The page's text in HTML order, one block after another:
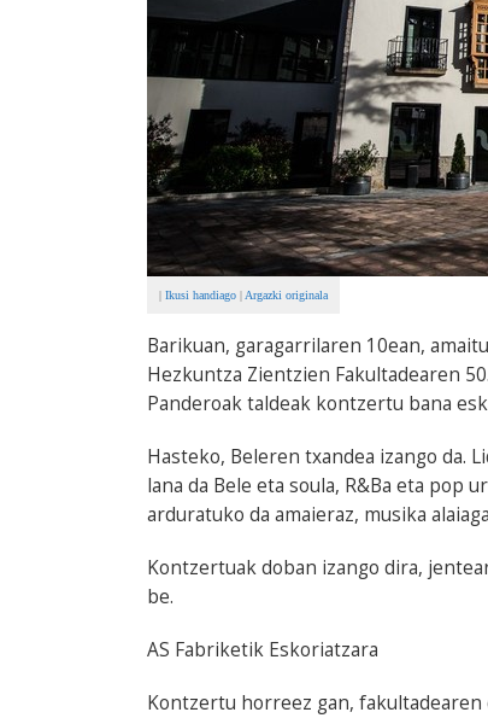
| Ikusi handiago | Argazki originala
Barikuan, garagarrilaren 10ean,
Hezkuntza Zientzien Fakultadearen
Panderoak taldeak kontzertu bana
Hasteko, Beleren txandea izango da.
lana da Bele eta soula, R&Ba eta pop
arduratuko da amaieraz, musika
Kontzertuak doban izango dira,
be.
AS Fabriketik Eskoriatzara
Kontzertu horreez gan,